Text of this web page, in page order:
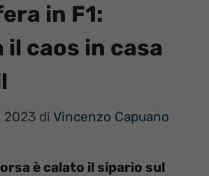
in F1:
il caos in casa
2023 di Vincenzo Capuano
è calato il sipario sul